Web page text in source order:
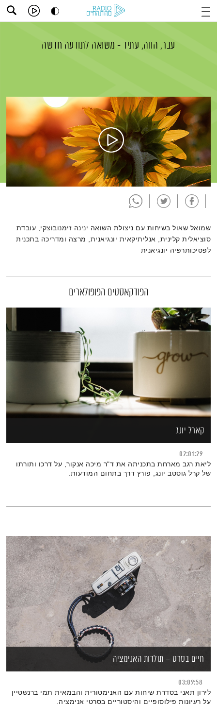
עבר, הווה, עתיד - משואה לתודעה חדשה
תמצית הפודקאסט
שמואל שאול בשיחות עם ניצולת השואה ינינה זימנובוצקי, עובדת
סוציאלית קלינית, אנליתיקאית יונגיאנית, מרצה ומדריכה בתכנית
לפסיכותרפיה יונגיאנית
הפודקאסטים הפופולארים
קארל יונג
02:01:29
ליאת רגב מארחת בתכניתה את ד"ר מיכה אנקור, על דרכו ותורתו
של קרל גוסטב יונג, פורץ דרך בתחום המודעות.
חיים בסרט – תולדות האנימציה
03:09:58
לירון תאני בסדרת שיחות עם האנימטורית והבמאית תמי ברנשטיין
על רעיונות פילוסופיים והיסטוריים בסרטי אנימציה.